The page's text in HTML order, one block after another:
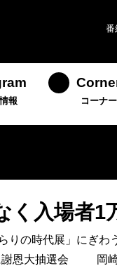
番
報 コーナー
く入場者1
らりの時代展」にぎわ
謝恩大抽選会 岡